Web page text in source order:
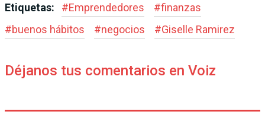
Etiquetas: #Emprendedores #finanzas
#buenos hábitos #negocios #Giselle Ramirez
Déjanos tus comentarios en Voiz